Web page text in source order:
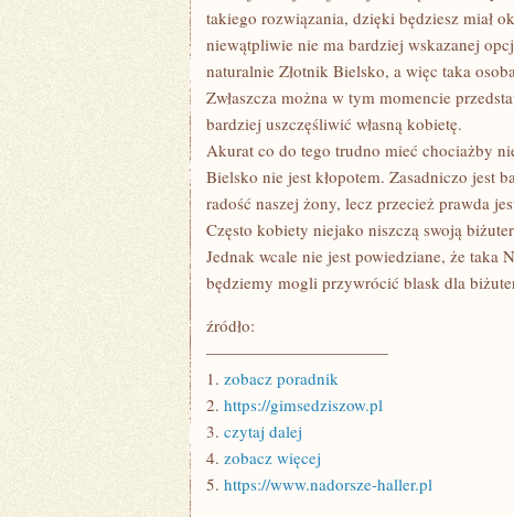
WŁASNEJ
MAŁŻONCE
UDANY
PREZENT?
takiego rozwiązania, dzięki będziesz miał
niewątpliwie nie ma bardziej wskazanej
naturalnie Złotnik Bielsko, a więc taka
Zwłaszcza można w tym momencie
bardziej uszczęśliwić własną kobietę.
Akurat co do tego trudno mieć chociażby
Bielsko nie jest kłopotem. Zasadniczo jest
radość naszej żony, lecz przecież prawda
Często kobiety niejako niszczą swoją
Jednak wcale nie jest powiedziane, że taka
będziemy mogli przywrócić blask dla
źródło:
———————————
1. zobacz poradnik
2. https://gimsedziszow.pl
3. czytaj dalej
4. zobacz więcej
5. https://www.nadorsze-haller.pl